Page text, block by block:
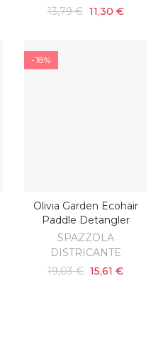
13,79 € 11,30 €
-18%
AGGIUNGI AL CARRELLO
Olivia Garden Ecohair
Paddle Detangler
SPAZZOLA
DISTRICANTE
19,03 € 15,61 €